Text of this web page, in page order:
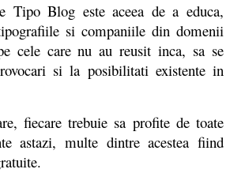
Tipo Blog este aceea de a educa,
si companiile din domenii
cele care nu au reusit inca, sa se
si la posibilitati existente in
fiecare trebuie sa profite de toate
astazi, multe dintre acestea fiind